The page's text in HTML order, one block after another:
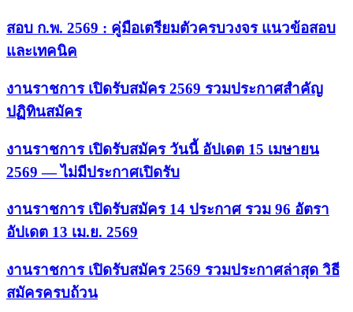
สอบ ก.พ. 2569 : คู่มือเตรียมตัวครบวงจร แนวข้อสอบ
และเทคนิค
งานราชการ เปิดรับสมัคร 2569 รวมประกาศสำคัญ
ปฏิทินสมัคร
งานราชการ เปิดรับสมัคร วันนี้ อัปเดต 15 เมษายน
2569 — ไม่มีประกาศเปิดรับ
งานราชการ เปิดรับสมัคร 14 ประกาศ รวม 96 อัตรา
อัปเดต 13 เม.ย. 2569
งานราชการ เปิดรับสมัคร 2569 รวมประกาศล่าสุด วิธี
สมัครครบถ้วน